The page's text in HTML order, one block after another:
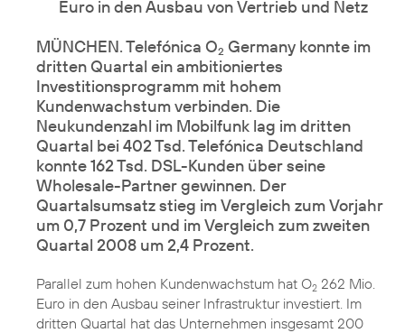
Euro in den Ausbau von Vertrieb und Netz
MÜNCHEN. Telefónica O2 Germany konnte im
dritten Quartal ein ambitioniertes
Investitionsprogramm mit hohem
Kundenwachstum verbinden. Die
Neukundenzahl im Mobilfunk lag im dritten
Quartal bei 402 Tsd. Telefónica Deutschland
konnte 162 Tsd. DSL-Kunden über seine
Wholesale-Partner gewinnen. Der
Quartalsumsatz stieg im Vergleich zum Vorjahr
um 0,7 Prozent und im Vergleich zum zweiten
Quartal 2008 um 2,4 Prozent.
Parallel zum hohen Kundenwachstum hat O2 262 Mio.
Euro in den Ausbau seiner Infrastruktur investiert. Im
dritten Quartal hat das Unternehmen insgesamt 200